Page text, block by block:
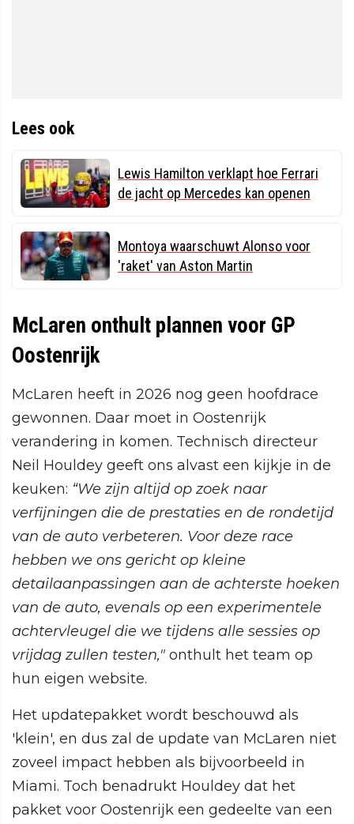
Lees ook
Lewis Hamilton verklapt hoe Ferrari
de jacht op Mercedes kan openen
Montoya waarschuwt Alonso voor
'raket' van Aston Martin
McLaren onthult plannen voor GP
Oostenrijk
McLaren heeft in 2026 nog geen hoofdrace
gewonnen. Daar moet in Oostenrijk
verandering in komen. Technisch directeur
Neil Houldey geeft ons alvast een kijkje in de
keuken: “We zijn altijd op zoek naar
verfijningen die de prestaties en de rondetijd
van de auto verbeteren. Voor deze race
hebben we ons gericht op kleine
detailaanpassingen aan de achterste hoeken
van de auto, evenals op een experimentele
achtervleugel die we tijdens alle sessies op
vrijdag zullen testen," onthult het team op
hun eigen website.
Het updatepakket wordt beschouwd als
'klein', en dus zal de update van McLaren niet
zoveel impact hebben als bijvoorbeeld in
Miami. Toch benadrukt Houldey dat het
pakket voor Oostenrijk een gedeelte van een